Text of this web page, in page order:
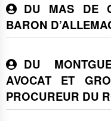
DU MAS DE
BARON
DU
AVOCAT ET
PROCUREUR DU